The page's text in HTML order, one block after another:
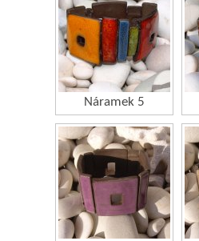
Náramek 5